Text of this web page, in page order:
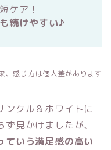
ケア！
続けやすい♪
感じ方は個人差があります
ンクル＆ホワイトに
見かけましたが、
ていう満足感の高い